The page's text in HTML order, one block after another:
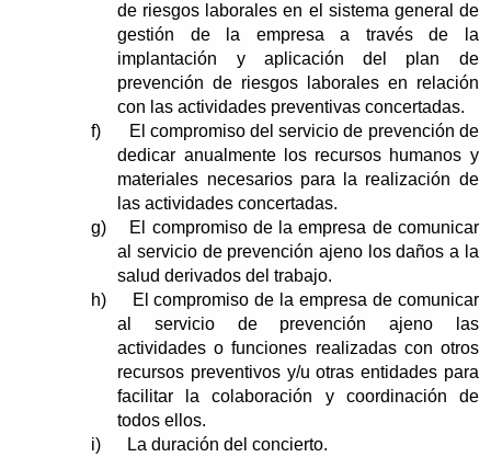
de riesgos laborales en el sistema general de
gestión de la empresa a través de la
implantación y aplicación del plan de
prevención de riesgos laborales en relación
con las actividades preventivas concertadas.
f)
El compromiso del servicio de prevención de
dedicar anualmente los recursos humanos y
materiales necesarios para la realización de
las actividades concertadas.
g)
El compromiso de la empresa de comunicar
al servicio de prevención ajeno los daños a la
salud derivados del trabajo.
h)
El compromiso de la empresa de comunicar
al servicio de prevención ajeno las
actividades o funciones realizadas con otros
recursos preventivos y/u otras entidades para
facilitar la colaboración y coordinación de
todos ellos.
i)
La duración del concierto.